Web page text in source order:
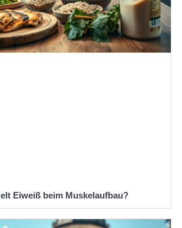
Eiweiß beim Muskelaufbau?